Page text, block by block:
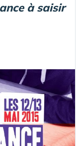
à saisir